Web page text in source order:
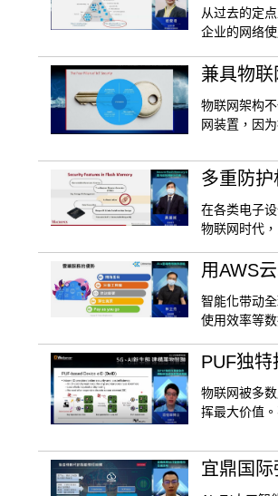
从过去的定
企业的网络
兼具物
物联网架构
网装置，因
多重防
在各类电子
物联网时代
用AWS
智能化带动
使用效率等
PUF独
物联网被多
挥最大价值
宜鼎国